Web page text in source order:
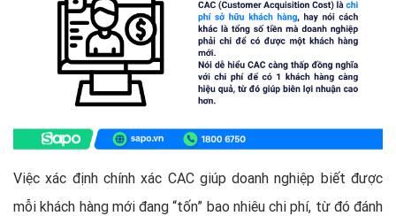
Việc xác định chính xác CAC giúp doanh nghiệp biết được
mỗi khách hàng mới đang “tốn” bao nhiêu chi phí, từ đó đánh